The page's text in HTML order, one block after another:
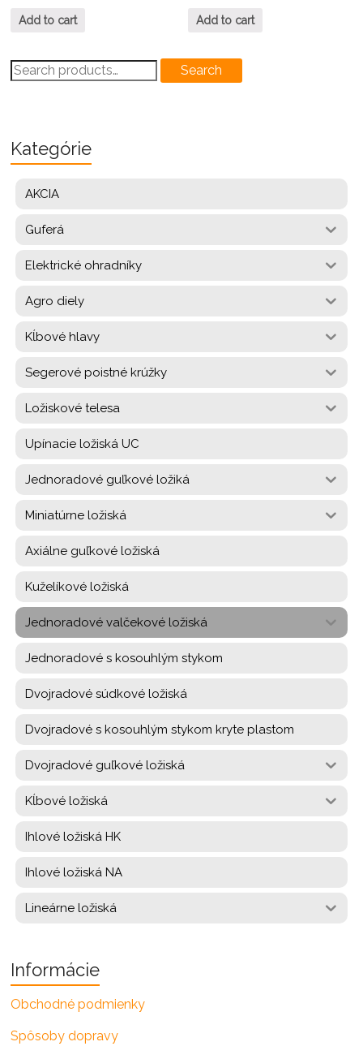
Add to cart Add to cart
Search
for:
Search
Kategórie
AKCIA
Guferá
Elektrické ohradníky
Agro diely
Kĺbové hlavy
Segerové poistné krúžky
Ložiskové telesa
Upínacie ložiská UC
Jednoradové guľkové ložiká
Miniatúrne ložiská
Axiálne guľkové ložiská
Kuželíkové ložiská
Jednoradové valčekové ložiská
Jednoradové s kosouhlým stykom
Dvojradové súdkové ložiská
Dvojradové s kosouhlým stykom kryte plastom
Dvojradové guľkové ložiská
Kĺbové ložiská
Ihlové ložiská HK
Ihlové ložiská NA
Lineárne ložiská
Informácie
Obchodné podmienky
Spôsoby dopravy